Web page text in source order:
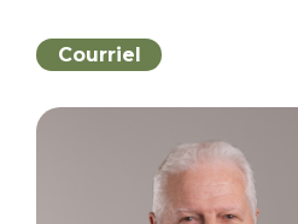
Courriel